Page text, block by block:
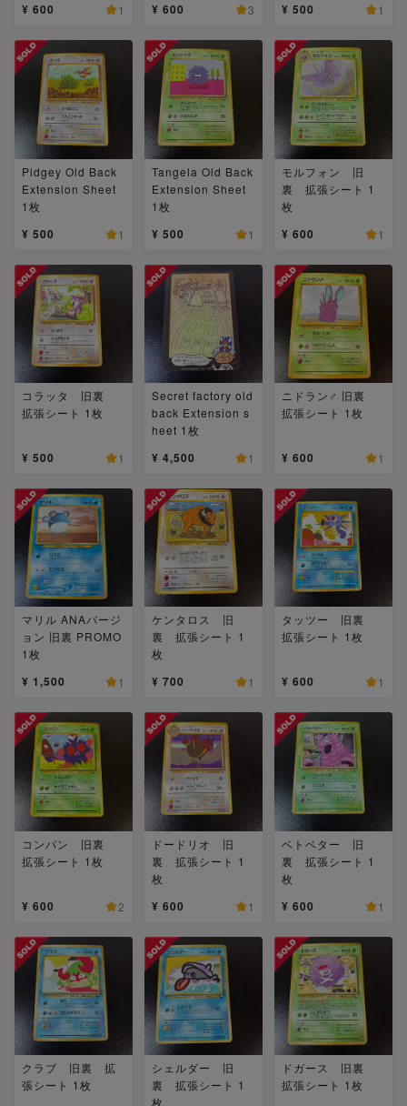
¥ 600 1 ¥ 600 3 ¥ 500 1
Pidgey Old Back
Extension Sheet
1枚
¥ 500 1
Tangela Old Back
Extension Sheet
1枚
¥ 500 1
モルフォン 旧
裏 拡張シート 1
枚
¥ 600 1
コラッタ 旧裏
拡張シート 1枚
¥ 500 1
Secret factory old
back Extension s
heet 1枚
¥ 4,500 1
ニドラン♂ 旧裏
拡張シート 1枚
¥ 600 1
マリル ANAバージ
ョン 旧裏 PROMO
1枚
¥ 1,500 1
ケンタロス 旧
裏 拡張シート 1
枚
¥ 700 1
タッツー 旧裏
拡張シート 1枚
¥ 600 1
コンパン 旧裏
拡張シート 1枚
¥ 600 2
ドードリオ 旧
裏 拡張シート 1
枚
¥ 600 1
ベトベター 旧
裏 拡張シート 1
枚
¥ 600 1
クラブ 旧裏 拡
張シート 1枚
シェルダー 旧
裏 拡張シート 1
枚
ドガース 旧裏
拡張シート 1枚